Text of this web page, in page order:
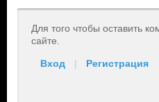
Для того чтобы оставить
сайте.
Вход | Регистрация